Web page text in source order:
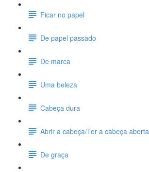
Ficar no papel
De papel passado
De marca
Uma beleza
Cabeça dura
Abrir a cabeça/Ter a cabeça aberta
De graça